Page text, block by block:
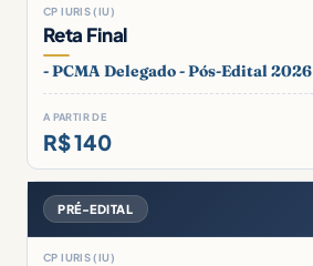
CP IURIS (IU)
Reta Final
- PCMA Delegado - Pós-Edital 2026
A PARTIR DE
R$ 140
PRÉ-EDITAL
CP IURIS (IU)